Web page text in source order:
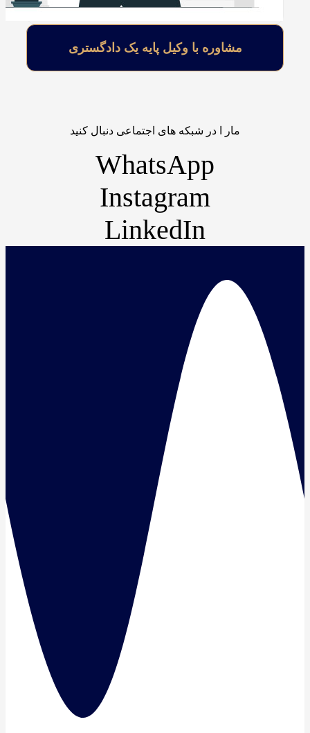
مشاوره با وکیل پایه یک دادگستری
مار ا در شبکه های اجتماعی دنبال کنید
WhatsApp
Instagram
LinkedIn